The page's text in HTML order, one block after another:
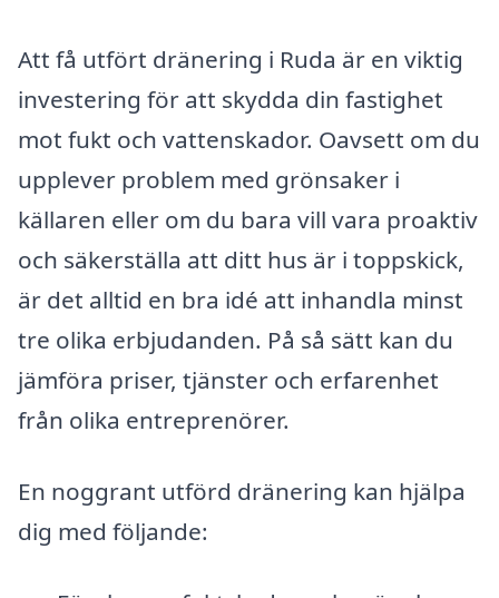
Att få utfört dränering i Ruda är en viktig
investering för att skydda din fastighet
mot fukt och vattenskador. Oavsett om du
upplever problem med grönsaker i
källaren eller om du bara vill vara proaktiv
och säkerställa att ditt hus är i toppskick,
är det alltid en bra idé att inhandla minst
tre olika erbjudanden. På så sätt kan du
jämföra priser, tjänster och erfarenhet
från olika entreprenörer.
En noggrant utförd dränering kan hjälpa
dig med följande: